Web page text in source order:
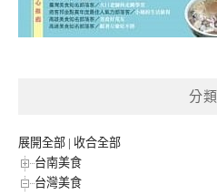
分類
展開全部 | 收合全部
台南美食
台灣美食